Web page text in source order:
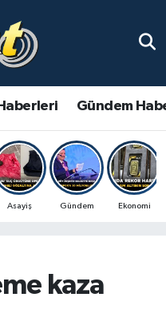
Gündem
Asayiş Gündem Ekonomi
kaza